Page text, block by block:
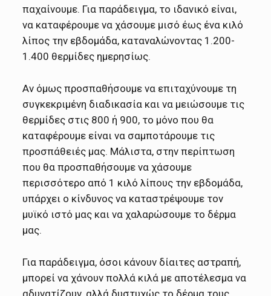
παχαίνουμε. Για παράδειγμα, το ιδανικό είναι,
να καταφέρουμε να χάσουμε μισό έως ένα κιλό
λίπος την εβδομάδα, καταναλώνοντας 1.200-
1.400 θερμίδες ημερησίως.
Αν όμως προσπαθήσουμε να επιταχύνουμε τη
συγκεκριμένη διαδικασία και να μειώσουμε τις
θερμίδες στις 800 ή 900, το μόνο που θα
καταφέρουμε είναι να σαμποτάρουμε τις
προσπάθειές μας. Μάλιστα, στην περίπτωση
που θα προσπαθήσουμε να χάσουμε
περισσότερο από 1 κιλό λίπους την εβδομάδα,
υπάρχει ο κίνδυνος να καταστρέψουμε τον
μυϊκό ιστό μας και να χαλαρώσουμε το δέρμα
μας.
Για παράδειγμα, όσοι κάνουν δίαιτες αστραπή,
μπορεί να χάνουν πολλά κιλά με αποτέλεσμα να
αδυνατίζουν, αλλά δυστυχώς το δέρμα τους